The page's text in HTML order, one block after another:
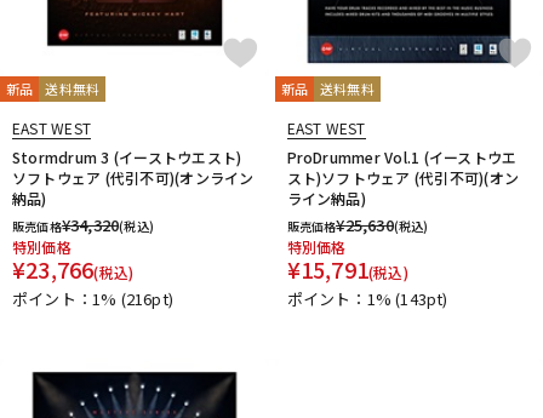
新品 送料無料
EAST WEST
Stormdrum 3 (イーストウエスト)
ソフトウェア (代引不可)(オンライン
納品)
販売価格¥34,320(税込)
特別価格
¥23,766(税込)
ポイント：1% (216pt)
新品 送料無料
EAST WEST
ProDrummer Vol.1 (イーストウエ
スト)ソフトウェア (代引不可)(オン
ライン納品)
販売価格¥25,630(税込)
特別価格
¥15,791(税込)
ポイント：1%(143pt)